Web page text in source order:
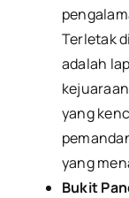
Terletak
adalah
yang
yang
Bukit